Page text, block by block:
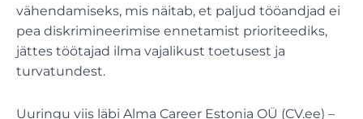
vähendamiseks, mis näitab, et paljud tööandjad ei
pea diskrimineerimise ennetamist prioriteediks,
jättes töötajad ilma vajalikust toetusest ja
turvatundest.
Uuringu viis läbi Alma Career Estonia OÜ (CV.ee) –